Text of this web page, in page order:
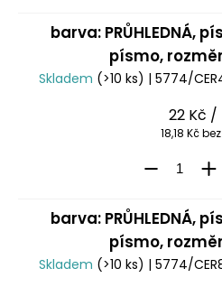
barva: PRŮHLEDNÁ,
písmo,
Skladem (>10 ks) | 5774/
22 Kč /
18,18 Kč bez
barva: PRŮHLEDNÁ,
písmo,
Skladem (>10 ks) | 5774/